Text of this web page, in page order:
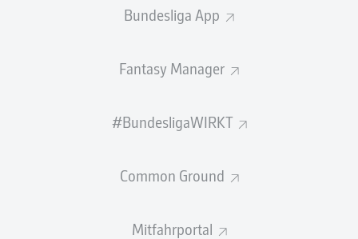
Bundesliga App
Fantasy Manager
#BundesligaWIRKT
Common Ground
Mitfahrportal
VERTEIDIGUNG